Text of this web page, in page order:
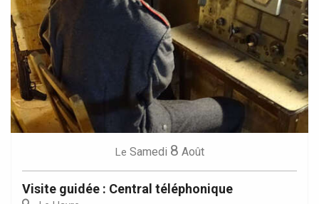
Le Samedi 8 Août
Visite guidée : Central téléphonique